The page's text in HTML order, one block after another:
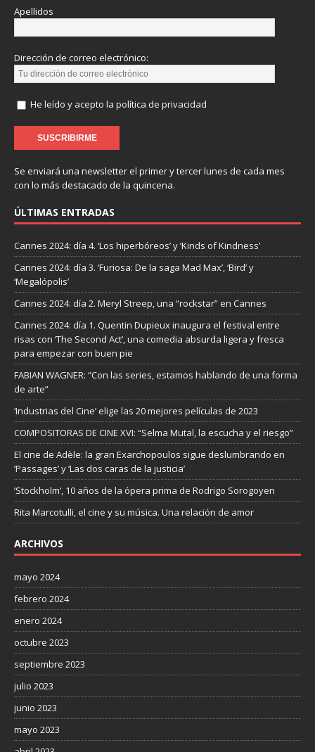
Apellidos
Dirección de correo electrónico:
He leído y acepto la política de privacidad
Se enviará una newsletter el primer y tercer lunes de cada mes
con lo más destacado de la quincena.
ÚLTIMAS ENTRADAS
Cannes 2024: día 4. ‘Los hiperbóreos’ y ‘Kinds of Kindness’
Cannes 2024: día 3. ‘Furiosa: De la saga Mad Max’, ‘Bird’ y
‘Megalópolis’
Cannes 2024: día 2. Meryl Streep, una “rockstar” en Cannes
Cannes 2024: día 1. Quentin Dupieux inaugura el festival entre
risas con ‘The Second Act’, una comedia absurda ligera y fresca
para empezar con buen pie
FABIAN WAGNER: “Con las series, estamos hablando de una forma
de arte”
‘Industrias del Cine’ elige las 20 mejores películas de 2023
COMPOSITORAS DE CINE XVI: “Selma Mutal, la escucha y el riesgo”
El cine de Adèle: la gran Exarchopoulos sigue deslumbrando en
’Passages’ y ’Las dos caras de la justicia’
‘Stockholm’, 10 años de la ópera prima de Rodrigo Sorogoyen
Rita Marcotulli, el cine y su música. Una relación de amor
ARCHIVOS
mayo 2024
febrero 2024
enero 2024
octubre 2023
septiembre 2023
julio 2023
junio 2023
mayo 2023